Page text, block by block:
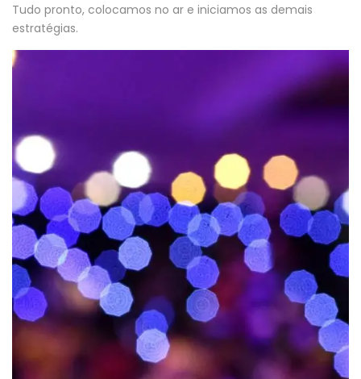
Tudo pronto, colocamos no ar e iniciamos as demais
estratégias.